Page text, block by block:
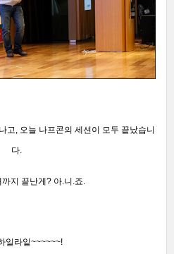
나고, 오늘 나프콘의 세션이 모두 끝났습니
다.
지 끝난게? 아.니.죠.
일라잍~~~~~~!